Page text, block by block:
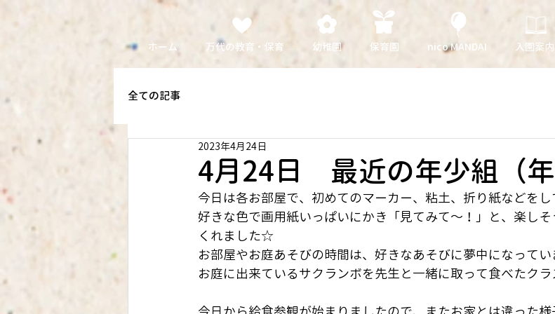
ホーム 万代の教育・保育 幼稚園 保育園 nico MANDAI 入園案内
全ての記事
4月24日 最近の年少組（年
2023年4月24日
今日は各お部屋で、初めてのマーカー、粘土、折り紙などをし
好きな色で画用紙いっぱいにかき「見てみて～！」と、楽し
くれました☆
お部屋やお庭あそびの時間は、好きなあそびに夢中になって
お庭に出来ているサクランボを先生と一緒に取って食べたク